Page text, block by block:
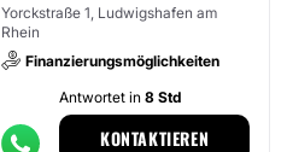
Yorckstraße 1, Ludwigshafen am
Rhein
Finanzierungsmöglichkeiten
Antwortet in 8 Std
KONTAKTIEREN